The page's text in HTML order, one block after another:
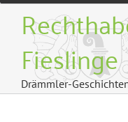
Fieslinge
Drämmler-